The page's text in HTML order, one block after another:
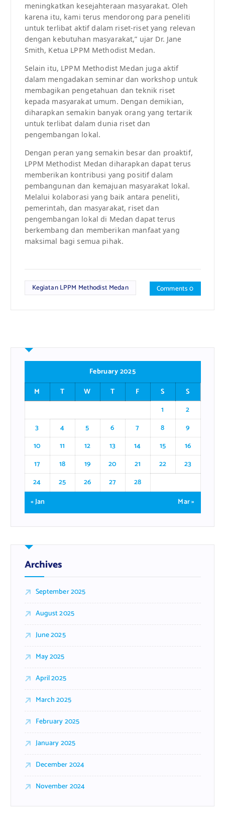
meningkatkan kesejahteraan masyarakat. Oleh
karena itu, kami terus mendorong para peneliti
untuk terlibat aktif dalam riset-riset yang relevan
dengan kebutuhan masyarakat,” ujar Dr. Jane
Smith, Ketua LPPM Methodist Medan.
Selain itu, LPPM Methodist Medan juga aktif
dalam mengadakan seminar dan workshop untuk
membagikan pengetahuan dan teknik riset
kepada masyarakat umum. Dengan demikian,
diharapkan semakin banyak orang yang tertarik
untuk terlibat dalam dunia riset dan
pengembangan lokal.
Dengan peran yang semakin besar dan proaktif,
LPPM Methodist Medan diharapkan dapat terus
memberikan kontribusi yang positif dalam
pembangunan dan kemajuan masyarakat lokal.
Melalui kolaborasi yang baik antara peneliti,
pemerintah, dan masyarakat, riset dan
pengembangan lokal di Medan dapat terus
berkembang dan memberikan manfaat yang
maksimal bagi semua pihak.
Kegiatan LPPM Methodist Medan Comments 0
February 2025
M
T W T F S
S
1
2
3
4 5 6 7 8
9
10
11 12 13 14 15
16
17
18 19 20 21 22
23
24
25 26 27
28
« Jan
Mar »
Archives
September 2025
August 2025
June 2025
May 2025
April 2025
March 2025
February 2025
January 2025
December 2024
November 2024